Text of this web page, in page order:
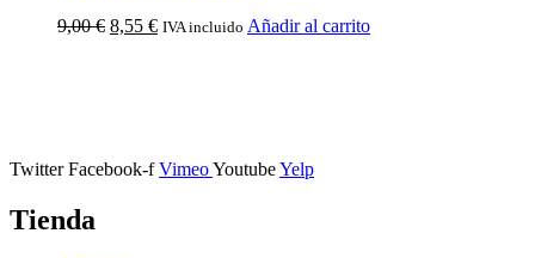
9,00€ 8,55 € IVA incluido Añadir al carrito
Twitter Facebook-f VimeoYoutubeYelp
Tienda